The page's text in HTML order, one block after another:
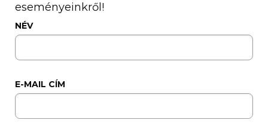
eseményeinkről!
NÉV
E-MAIL CÍM